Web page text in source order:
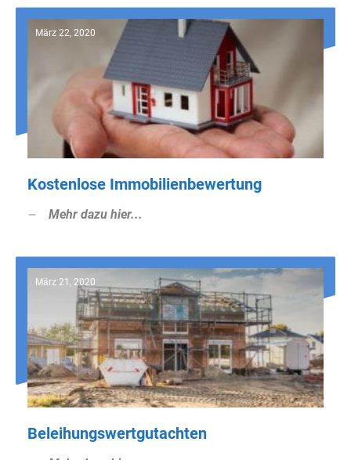
März 22, 2020
Kostenlose Immobilienbewertung
Mehr dazu hier...
März 21, 2020
Beleihungswertgutachten